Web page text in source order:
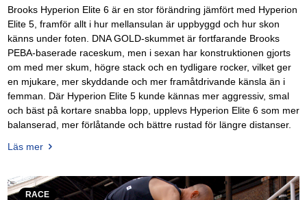
Brooks Hyperion Elite 6 är en stor förändring jämfört med Hyperion
Elite 5, framför allt i hur mellansulan är uppbyggd och hur skon
känns under foten. DNA GOLD-skummet är fortfarande Brooks
PEBA-baserade raceskum, men i sexan har konstruktionen gjorts
om med mer skum, högre stack och en tydligare rocker, vilket ger
en mjukare, mer skyddande och mer framåtdrivande känsla än i
femman. Där Hyperion Elite 5 kunde kännas mer aggressiv, smal
och bäst på kortare snabba lopp, upplevs Hyperion Elite 6 som mer
balanserad, mer förlåtande och bättre rustad för längre distanser.
Läs mer
RACE